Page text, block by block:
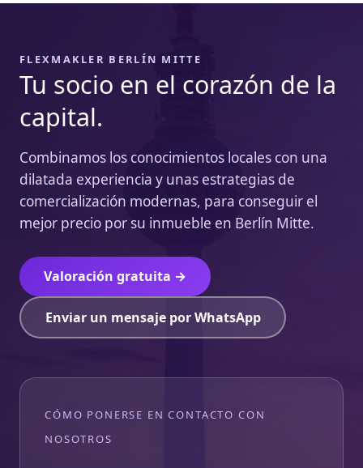
FLEXMAKLER BERLÍN MITTE
Tu socio en el corazón de la
capital.
Combinamos los conocimientos locales con una
dilatada experiencia y unas estrategias de
comercialización modernas, para conseguir el
mejor precio por su inmueble en Berlín Mitte.
Valoración gratuita →
Enviar un mensaje por WhatsApp
CÓMO PONERSE EN CONTACTO CON
NOSOTROS